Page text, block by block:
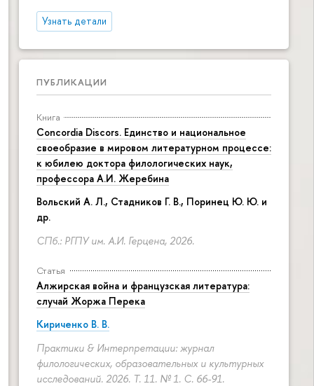
Узнать детали
ПУБЛИКАЦИИ
Книга
Concordia Discors. Единство и национальное
своеобразие в мировом литературном процессе:
к юбилею доктора филологических наук,
профессора А.И. Жеребина
Вольский А. Л., Стадников Г. В., Поринец Ю. Ю. и
др.
СПб.: РГПУ им. А.И. Герцена, 2026.
Статья
Алжирская война и французская литература:
случай Жоржа Перека
Кириченко В. В.
Практики & Интерпретации: журнал
филологических, образовательных и культурных
исследований. 2026. Т. 11. № 1. С. 66-91.